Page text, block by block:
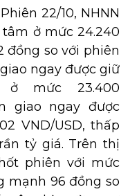
Phiên 22/10, NHNN
ở mức 24.240
đồng so với phiên
ngay được giữ
ở mức 23.400
giao ngay được
VND/USD, thấp
tỷ giá. Trên thị
phiên với mức
mạnh 96 đồng so